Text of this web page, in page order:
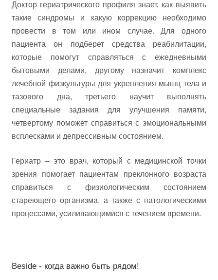
Доктор гериатрического профиля знает, как выявить
такие синдромы и какую коррекцию необходимо
провести в том или ином случае. Для одного
пациента он подберет средства реабилитации,
которые помогут справляться с ежедневными
бытовыми делами, другому назначит комплекс
лечебной физкультуры для укрепления мышц тела и
тазового дна, третьего научит выполнять
специальные задания для улучшения памяти,
четвертому поможет справиться с эмоциональными
всплесками и депрессивным состоянием.
Гериатр – это врач, который с медицинской точки
зрения помогает пациентам преклонного возраста
справиться с физиологическим состоянием
стареющего организма, а также с патологическими
процессами, усиливающимися с течением времени.
Beside - когда важно быть рядом!